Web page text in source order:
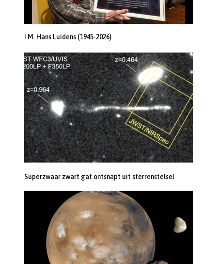
I.M. Hans Luidens (1945-2026)
Superzwaar zwart gat ontsnapt uit sterrenstelsel